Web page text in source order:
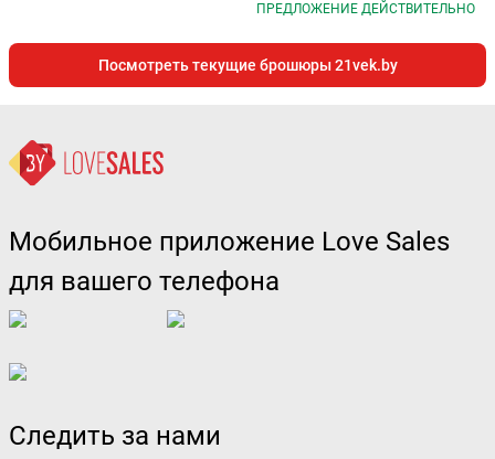
ПРЕДЛОЖЕНИЕ ДЕЙСТВИТЕЛЬНО
Посмотреть текущие брошюры 21vek.by
Мобильное приложение Love Sales
для вашего телефона
Следить за нами